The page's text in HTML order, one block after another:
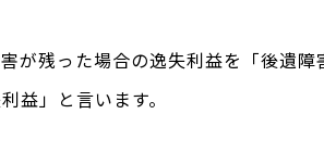
が残った場合の逸失利益を「後遺障
益」と言います。